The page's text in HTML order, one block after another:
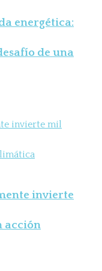
energética:
de una
invierte
acción